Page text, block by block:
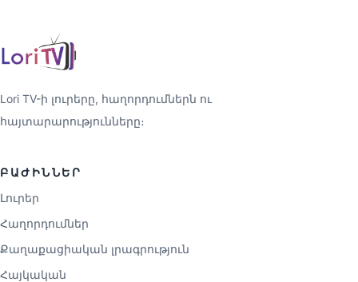
Lori TV-ի լուրերը, հաղորդումներն ու
հայտարարությունները։
ԲԱԺԻՆՆԵՐ
Լուրեր
Հաղորդումներ
Քաղաքացիական լրագրություն
Հայկական